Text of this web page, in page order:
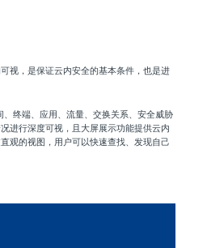
视，是保证云内安全的基本条件，也是进
、终端、应用、流量、交换关系、安全威胁
进行深度可视，且大屏展示功能提供云内
观的视图，用户可以快速查找、发现自己